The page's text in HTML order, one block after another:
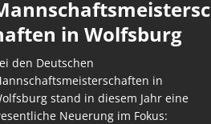
in Wolfsburg
den Deutschen
in
stand in diesem Jahr eine
Neuerung im Fokus: